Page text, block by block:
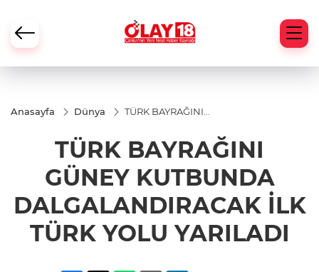
Anasayfa Dünya
TÜRK BAYRAĞINI
DALGALANDIRACAK
İLK TÜRK YOLU
YARILADI
TÜRK BAYRAĞINI
GÜNEY KUTBUNDA
DALGALANDIRACAK İLK
TÜRK YOLU YARILADI